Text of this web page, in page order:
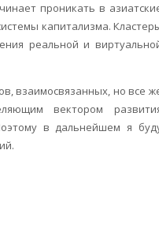
проникать в
капитализма.
реальной и
взаимосвязанных, но все
вектором
в дальнейшем я